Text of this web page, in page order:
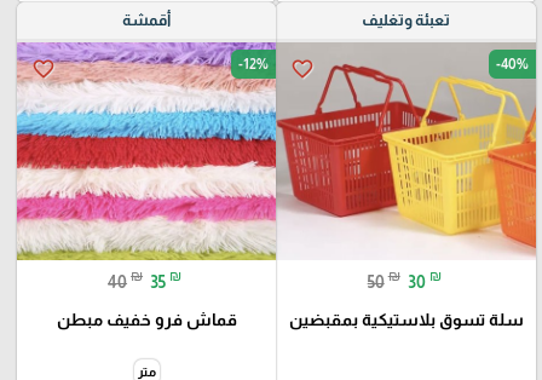
تعبئة وتغليف
favorite_border -40%
50 ₪ 30 ₪
سلة تسوق بلاستيكية بمقبضين
أقمشة
favorite_border -12%
40 ₪ 35 ₪
قماش فرو خفيف مبطن
متر